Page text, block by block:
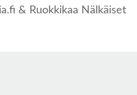
& Ruokkikaa Nälkäiset